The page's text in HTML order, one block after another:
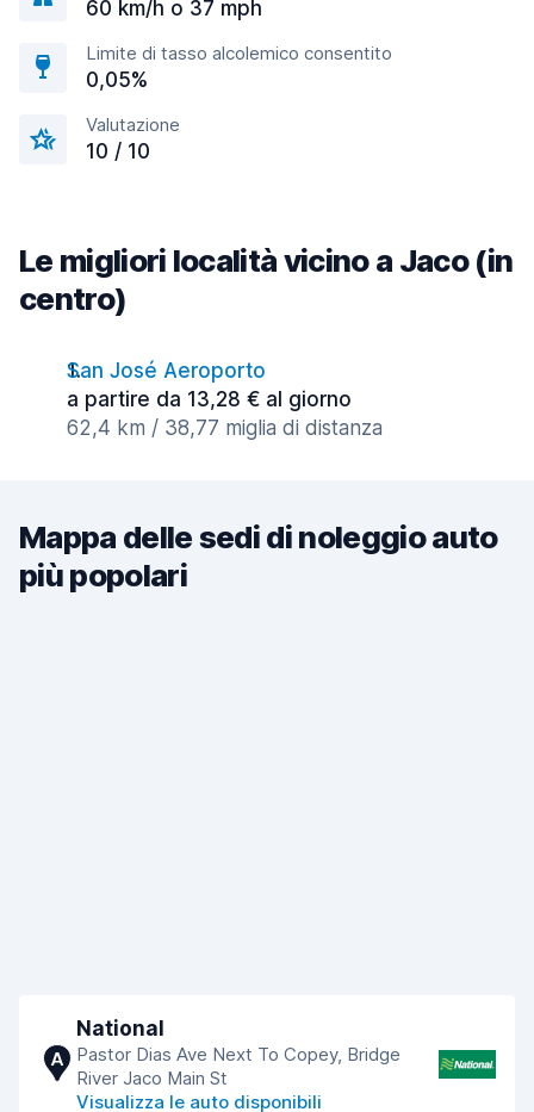
60 km/h o 37 mph
Limite di tasso alcolemico consentito
0,05%
Valutazione
10 / 10
Le migliori località vicino a Jaco (in
centro)
San José Aeroporto
a partire da 13,28 € al giorno
62,4 km / 38,77 miglia di distanza
Mappa delle sedi di noleggio auto
più popolari
A
National
Pastor Dias Ave Next To Copey, Bridge
River Jaco Main St
Visualizza le auto disponibili